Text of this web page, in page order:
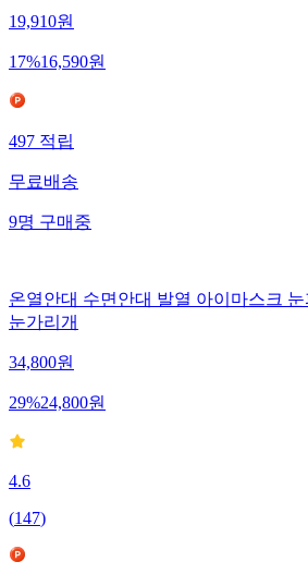
19,910원
17%16,590원
497적립
무료배송
9명구매중
온열안대 수면안대 발열 아이마스크
눈가리개
34,800원
29%24,800원
4.6
(147)